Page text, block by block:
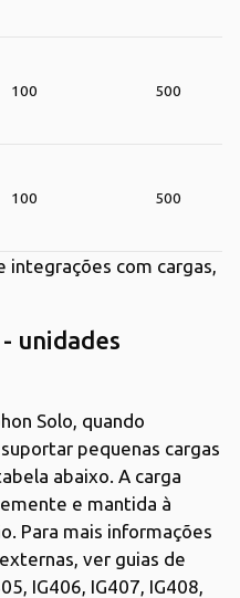
100 500
100 500
integrações com cargas,
unidades
Solo, quando
pequenas cargas
abaixo. A carga
e mantida à
Para mais informações
ver guias de
IG406, IG407, IG408,